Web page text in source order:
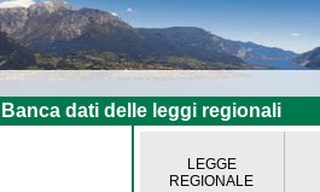
Banca dati delle leggi regionali
LEGGE
REGIONALE